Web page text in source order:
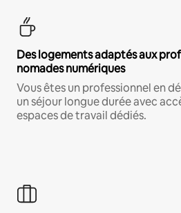
Des logements adaptés aux
nomades numériques
Vous êtes un professionnel en
un séjour longue durée avec
espaces de travail dédiés.